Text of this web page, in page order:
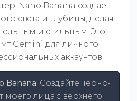
Nano Banana создает
света и глубины, делая
и стильным. Это
Gemini для личного
аккаунтов.
Banana: Создайте черно-
моего лица с верхнего